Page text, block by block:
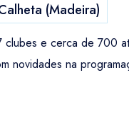
(Madeira)
e cerca de 700
novidades na